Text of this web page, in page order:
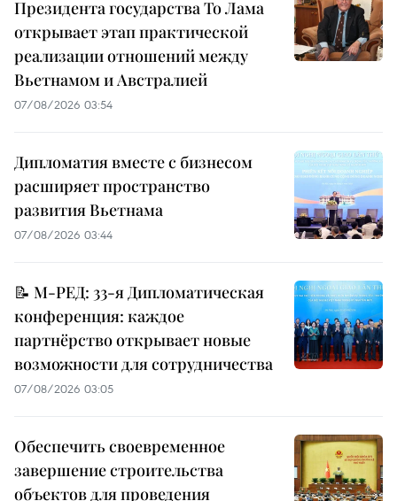
Президента государства То Лама
открывает этап практической
реализации отношений между
Вьетнамом и Австралией
07/08/2026 03:54
Дипломатия вместе с бизнесом
расширяет пространство
развития Вьетнама
07/08/2026 03:44
📝 М-РЕД: 33-я Дипломатическая
конференция: каждое
партнёрство открывает новые
возможности для сотрудничества
07/08/2026 03:05
Обеспечить своевременное
завершение строительства
объектов для проведения